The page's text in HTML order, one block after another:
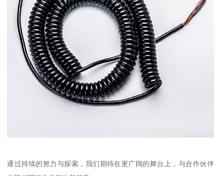
通过持续的努力与探索，我们期待在更广阔的舞台上，与合作伙伴